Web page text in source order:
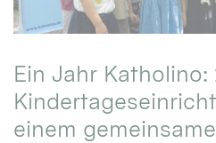
Ein Jahr Katholino:
einem